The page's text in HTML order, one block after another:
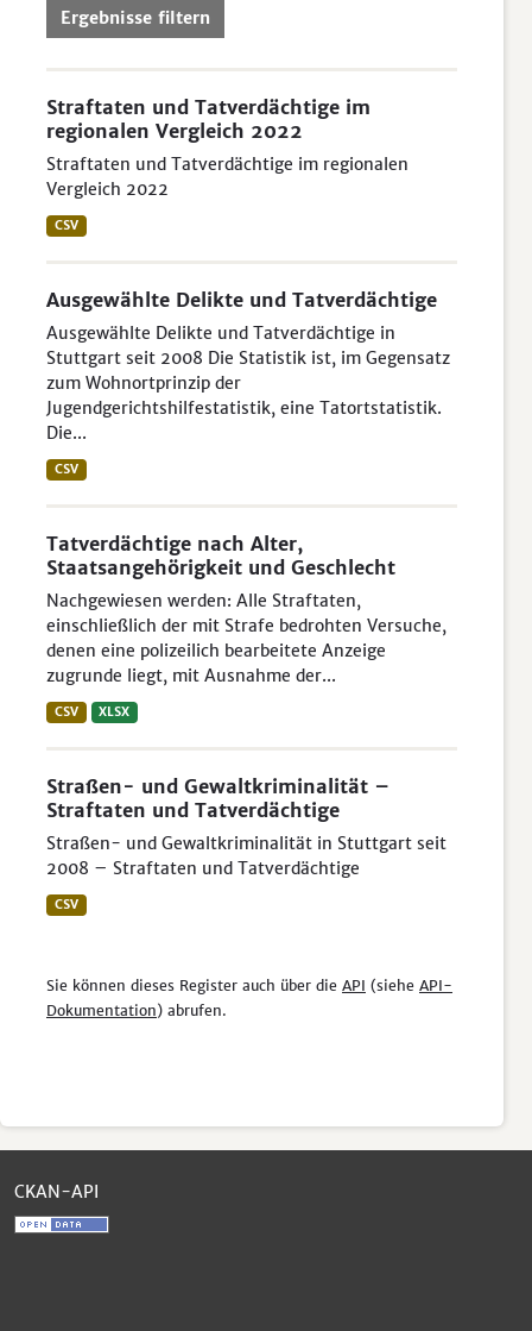
Ergebnisse filtern
Straftaten und Tatverdächtige im
regionalen Vergleich 2022
Straftaten und Tatverdächtige im regionalen
Vergleich 2022
CSV
Ausgewählte Delikte und Tatverdächtige
Ausgewählte Delikte und Tatverdächtige in
Stuttgart seit 2008 Die Statistik ist, im Gegensatz
zum Wohnortprinzip der
Jugendgerichtshilfestatistik, eine Tatortstatistik.
Die...
CSV
Tatverdächtige nach Alter,
Staatsangehörigkeit und Geschlecht
Nachgewiesen werden: Alle Straftaten,
einschließlich der mit Strafe bedrohten Versuche,
denen eine polizeilich bearbeitete Anzeige
zugrunde liegt, mit Ausnahme der...
CSV XLSX
Straßen- und Gewaltkriminalität –
Straftaten und Tatverdächtige
Straßen- und Gewaltkriminalität in Stuttgart seit
2008 – Straftaten und Tatverdächtige
CSV
Sie können dieses Register auch über die API (siehe API-
Dokumentation) abrufen.
CKAN-API